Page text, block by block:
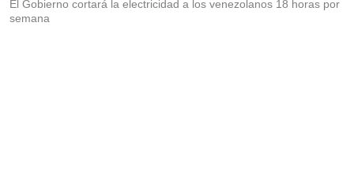
El Gobierno cortará la electricidad a los venezolanos 18 horas por
semana